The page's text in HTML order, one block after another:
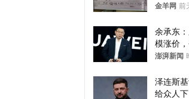
回应→
金羊网 前
余承东
模涨价
澎湃新闻
泽连斯
给众人下